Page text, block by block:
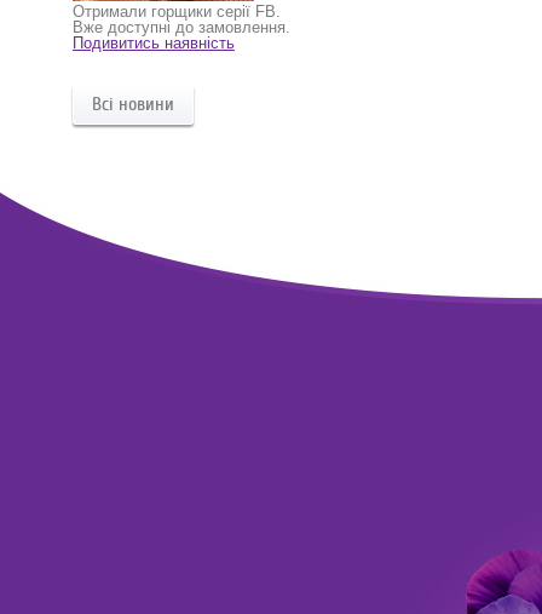
Отримали горщики серії FB.
Вже доступні до замовлення.
Подивитись наявність
Всі новини